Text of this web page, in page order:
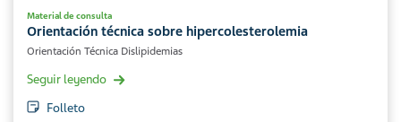
Material de consulta
Orientación técnica sobre hipercolesterolemia
Orientación Técnica Dislipidemias
Seguir leyendo
Folleto